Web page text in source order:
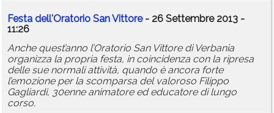
Festa dell'Oratorio San Vittore- 26 Settembre 2013 -
11:26
Anche quest’anno l’Oratorio San Vittore di Verbania
organizza la propria festa, in coincidenza con la ripresa
delle sue normali attività, quando è ancora forte
l’emozione per la scomparsa del valoroso Filippo
Gagliardi, 30enne animatore ed educatore di lungo
corso.